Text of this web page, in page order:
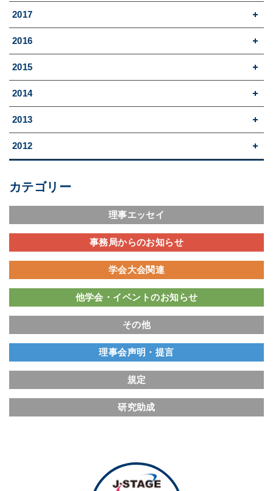
2017
2016
2015
2014
2013
2012
カテゴリー
理事エッセイ
事務局からのお知らせ
学会大会関連
他学会・イベントのお知らせ
その他
理事会声明・提言
規定
研究助成